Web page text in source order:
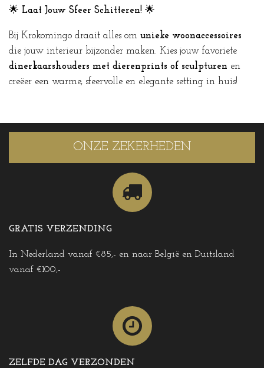
🌟 Laat Jouw Sfeer Schitteren! 🌟
Bij Krokomingo draait alles om unieke woonaccessoires
die jouw interieur bijzonder maken. Kies jouw favoriete
dinerkaarshouders met dierenprints of sculpturen en
creëer een warme, sfeervolle en elegante setting in huis!
ONZE ZEKERHEDEN
GRATIS VERZENDING
In Nederland vanaf €85,- en naar België en Duitsland
vanaf €100,-
ZELFDE DAG VERZONDEN